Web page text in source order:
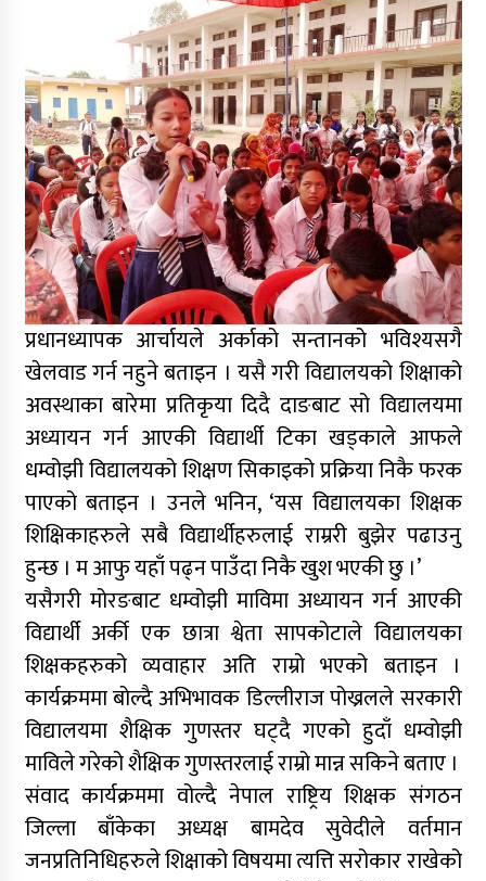
प्रधानध्यापक आर्चायले अर्काको सन्तानको भविश्यसगै
खेलवाड गर्न नहुने बताइन । यसै गरी विद्यालयको शिक्षाको
अवस्थाका बारेमा प्रतिकृया दिदै दाङबाट सो विद्यालयमा
अध्यायन गर्न आएकी विद्यार्थी टिका खड्काले आफले
धम्वोझी विद्यालयको शिक्षण सिकाइको प्रक्रिया निकै फरक
पाएको बताइन । उनले भनिन, ‘यस विद्यालयका शिक्षक
शिक्षिकाहरुले सबै विद्यार्थीहरुलाई राम्ररी बुझेर पढाउनु
हुन्छ । म आफु यहाँ पढ्न पाउँदा निकै खुश भएकी छु ।’
यसैगरी मोरङबाट धम्वोझी माविमा अध्यायन गर्न आएकी
विद्यार्थी अर्की एक छात्रा श्वेता सापकोटाले विद्यालयका
शिक्षकहरुको व्यवाहार अति राम्रो भएको बताइन ।
कार्यक्रममा बोल्दै अभिभावक डिल्लीराज पोख्रलले सरकारी
विद्यालयमा शैक्षिक गुणस्तर घट्दै गएको हुदाँ धम्वोझी
माविले गरेको शैक्षिक गुणस्तरलाई राम्रो मान्न सकिने बताए ।
संवाद कार्यक्रममा वोल्दै नेपाल राष्ट्रिय शिक्षक संगठन
जिल्ला बाँकेका अध्यक्ष बामदेव सुवेदीले वर्तमान
जनप्रतिनिधिहरुले शिक्षाको विषयमा त्यत्ति सरोकार राखेको